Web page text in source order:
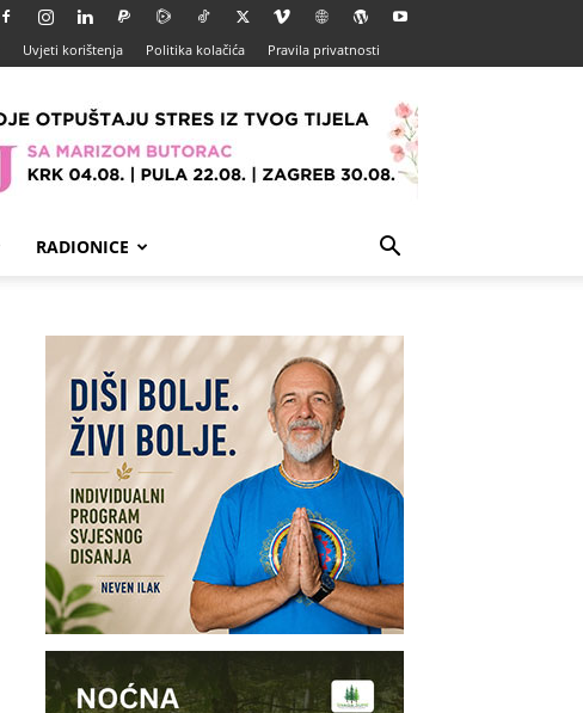
Uvjeti korištenja Politika kolačića Pravila privatnosti
RADIONICE